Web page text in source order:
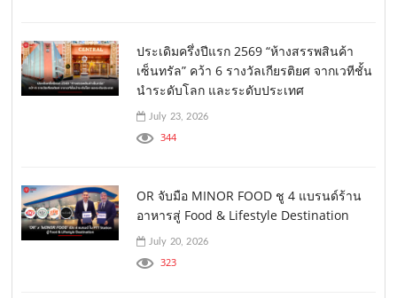
ประเดิมครึ่งปีแรก 2569 “ห้างสรรพสินค้า
เซ็นทรัล” คว้า 6 รางวัลเกียรติยศ จากเวทีชั้น
นำระดับโลก และระดับประเทศ
July 23, 2026
344
OR จับมือ MINOR FOOD ชู 4 แบรนด์ร้าน
อาหารสู่ Food & Lifestyle Destination
July 20, 2026
323